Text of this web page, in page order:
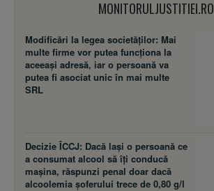
MONITORULJUSTITIEI.RO
Modificări la legea societăţilor: Mai
multe firme vor putea funcţiona la
aceeaşi adresă, iar o persoană va
putea fi asociat unic în mai multe
SRL
Decizie ÎCCJ: Dacă laşi o persoană ce
a consumat alcool să îţi conducă
maşina, răspunzi penal doar dacă
alcoolemia şoferului trece de 0,80 g/l